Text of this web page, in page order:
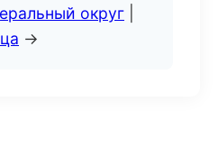
округ
→